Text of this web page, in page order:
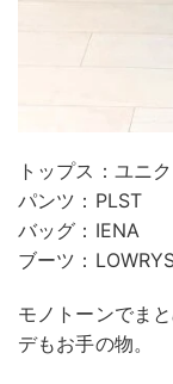
トップス：ユニ
パンツ：PLST
バッグ：IENA
ブーツ：
モノトーンでま
デもお手の物。